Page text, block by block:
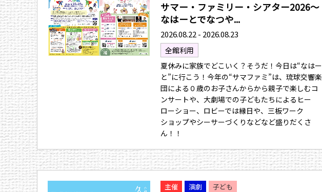
サマー・ファミリー・シアター2026〜
なはーとでなつや...
2026.08.22 - 2026.08.23
全館利用
夏休みに家族でどこいく？そうだ！今日は“なはー
と”に行こう！今年の“サマファミ”は、琉球交響楽
団による０歳のお子さんからから親子で楽しむコ
ンサートや、大劇場での子どもたちによるヒー
ローショー、ロビーでは縁日や、三板ワーク
ショップやシーサーづくりなどなど盛りだくさ
ん！！
主催 演劇 子ども